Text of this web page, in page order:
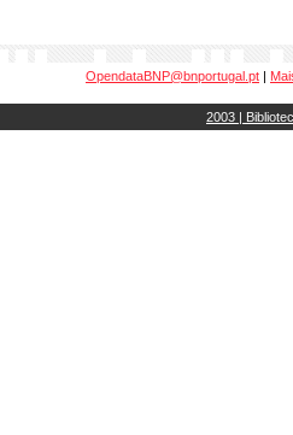
OpendataBNP@bnportugal.pt |
2003 |